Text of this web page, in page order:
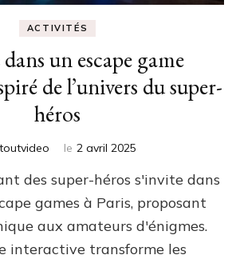
ACTIVITÉS
un escape game
de l’univers du super-
héros
toutvideo le 2 avril 2025
des super-héros s'invite dans
games à Paris, proposant
aux amateurs d'énigmes.
interactive transforme les